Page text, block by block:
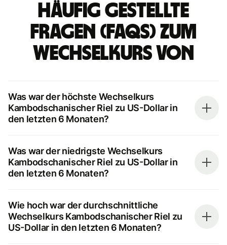
Häufig gestellte
Fragen (FAQs) zum
Wechselkurs von
Was war der höchste Wechselkurs
Kambodschanischer Riel zu US-Dollar in
den letzten 6 Monaten?
Was war der niedrigste Wechselkurs
Kambodschanischer Riel zu US-Dollar in
den letzten 6 Monaten?
Wie hoch war der durchschnittliche
Wechselkurs Kambodschanischer Riel zu
US-Dollar in den letzten 6 Monaten?